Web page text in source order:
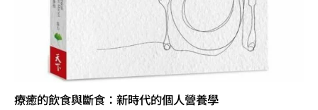
療癒的飲食與斷食：新時代的個人營養學